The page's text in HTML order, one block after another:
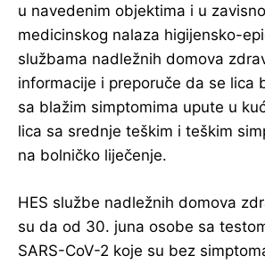
u navedenim objektima i u
medicinskog nalaza higijensko-
službama nadležnih domova
informacije i preporuče da se lica
sa blažim simptomima upute u
lica sa srednje teškim i teškim
na bolničko liječenje.
HES službe nadležnih domova
su da od 30. juna osobe sa
SARS-CoV-2 koje su bez